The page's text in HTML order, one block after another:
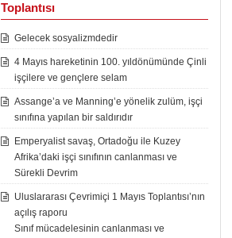
Toplantısı
Gelecek sosyalizmdedir
4 Mayıs hareketinin 100. yıldönümünde Çinli
işçilere ve gençlere selam
Assange’a ve Manning’e yönelik zulüm, işçi
sınıfına yapılan bir saldırıdır
Emperyalist savaş, Ortadoğu ile Kuzey
Afrika’daki işçi sınıfının canlanması ve
Sürekli Devrim
Uluslararası Çevrimiçi 1 Mayıs Toplantısı’nın
açılış raporu
Sınıf mücadelesinin canlanması ve